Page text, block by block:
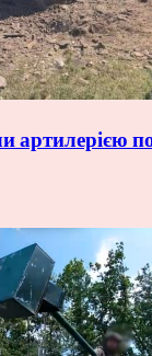
артилерією